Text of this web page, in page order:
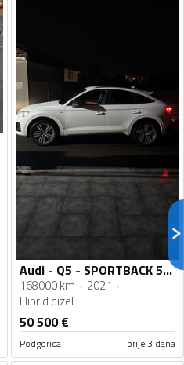
Audi - Q5 - SPORTBACK 50TDI Quattro S line
168000 km
2021
Hibrid dizel
50 500€
Podgorica prije 3 dana